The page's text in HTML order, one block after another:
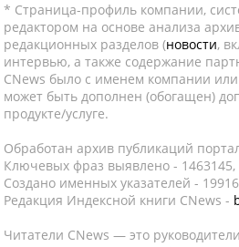
* Страница-профиль компании,
редактором на основе анализа
редакционных разделов (новости,
интервью, а также содержание
CNews было с именем компании
может быть дополнен (обогащен)
продукте/услуге.
Обработан архив публикаций
Ключевых фраз выявлено -
Создано именных указателей -
Редакция Индексной книги CNews -
Читатели CNews — это